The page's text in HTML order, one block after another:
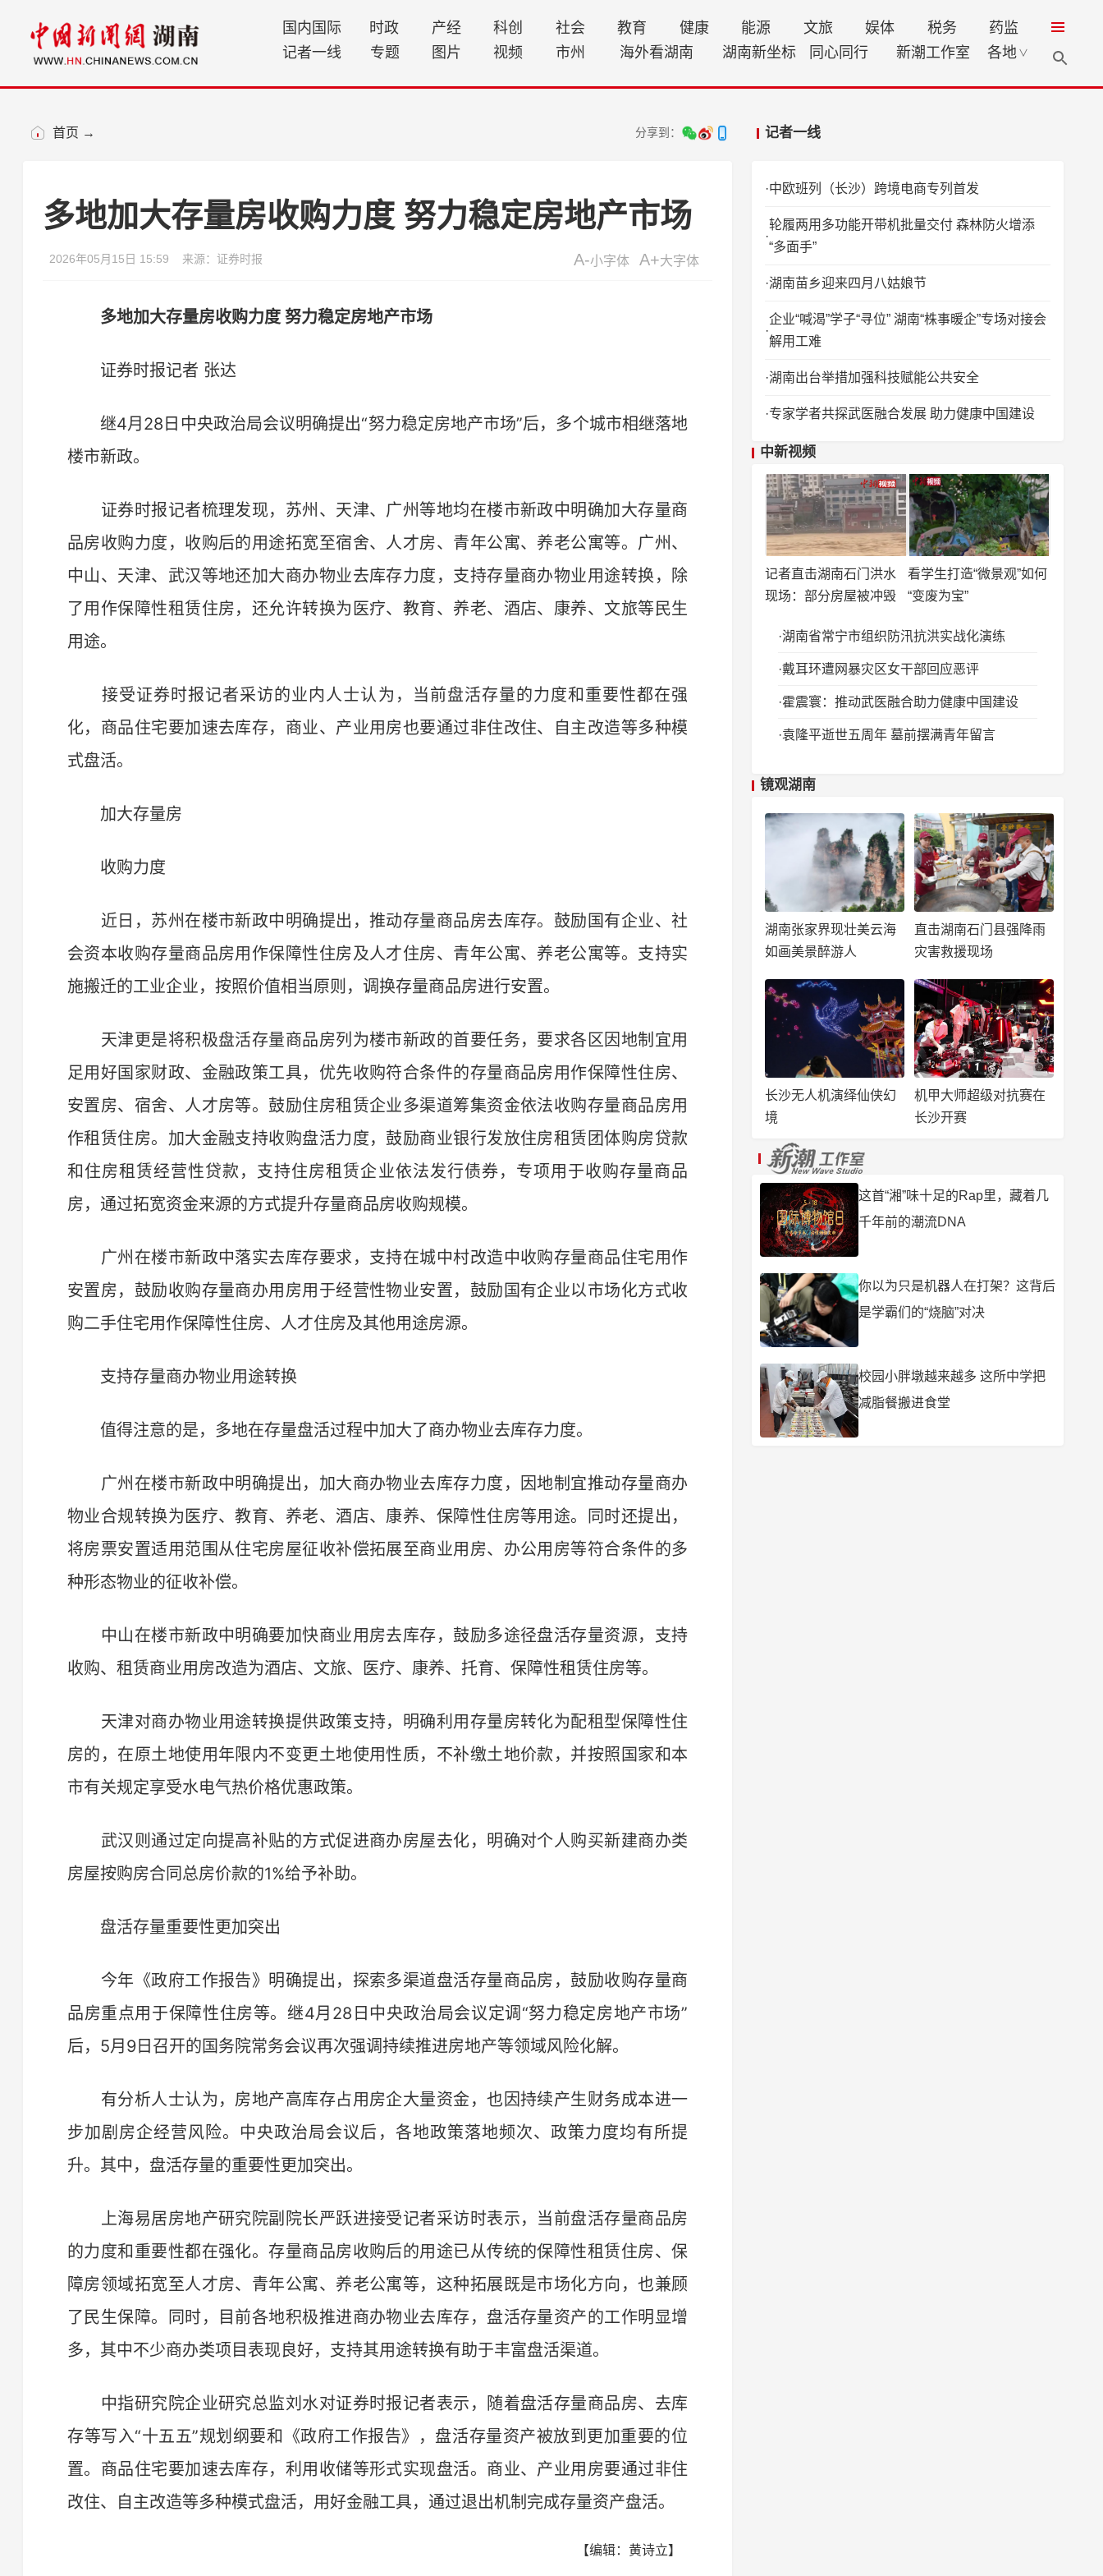
国内国际 时政 产经 科创 社会 教育 健康 能源 文旅 娱体 税务
药监
记者一线
专题 图片 视频 市州 海外看湖南 湖南新坐标 同心同行 新潮工作室 各地 ∨
首页 → 分享到： 记者一线
多地加大存量房收购力度 努力稳定房地产市场
2026年05月15日 15:59 来源：证券时报 A-小字体 A+大字体
多地加大存量房收购力度 努力稳定房地产市场
证券时报记者 ​张达
继4月28日中央政治局会议明确提出“努力稳定房地产市场”后，多个城市相继落地
楼市新政。
证券时报记者梳理发现，苏州、天津、广州等地均在楼市新政中明确加大存量商
品房收购力度，收购后的用途拓宽至宿舍、人才房、青年公寓、养老公寓等。广州、
中山、天津、武汉等地还加大商办物业去库存力度，支持存量商办物业用途转换，除
了用作保障性租赁住房，还允许转换为医疗、教育、养老、酒店、康养、文旅等民生
用途。
接受证券时报记者采访的业内人士认为，当前盘活存量的力度和重要性都在强
化，商品住宅要加速去库存，商业、产业用房也要通过非住改住、自主改造等多种模
式盘活。
加大存量房
收购力度
近日，苏州在楼市新政中明确提出，推动存量商品房去库存。鼓励国有企业、社
会资本收购存量商品房用作保障性住房及人才住房、青年公寓、养老公寓等。支持实
施搬迁的工业企业，按照价值相当原则，调换存量商品房进行安置。
天津更是将积极盘活存量商品房列为楼市新政的首要任务，要求各区因地制宜用
足用好国家财政、金融政策工具，优先收购符合条件的存量商品房用作保障性住房、
安置房、宿舍、人才房等。鼓励住房租赁企业多渠道筹集资金依法收购存量商品房用
作租赁住房。加大金融支持收购盘活力度，鼓励商业银行发放住房租赁团体购房贷款
和住房租赁经营性贷款，支持住房租赁企业依法发行债券，专项用于收购存量商品
房，通过拓宽资金来源的方式提升存量商品房收购规模。
广州在楼市新政中落实去库存要求，支持在城中村改造中收购存量商品住宅用作
安置房，鼓励收购存量商办用房用于经营性物业安置，鼓励国有企业以市场化方式收
购二手住宅用作保障性住房、人才住房及其他用途房源。
支持存量商办物业用途转换
值得注意的是，多地在存量盘活过程中加大了商办物业去库存力度。
广州在楼市新政中明确提出，加大商办物业去库存力度，因地制宜推动存量商办
物业合规转换为医疗、教育、养老、酒店、康养、保障性住房等用途。同时还提出，
将房票安置适用范围从住宅房屋征收补偿拓展至商业用房、办公用房等符合条件的多
种形态物业的征收补偿。
中山在楼市新政中明确要加快商业用房去库存，鼓励多途径盘活存量资源，支持
收购、租赁商业用房改造为酒店、文旅、医疗、康养、托育、保障性租赁住房等。
天津对商办物业用途转换提供政策支持，明确利用存量房转化为配租型保障性住
房的，在原土地使用年限内不变更土地使用性质，不补缴土地价款，并按照国家和本
市有关规定享受水电气热价格优惠政策。
武汉则通过定向提高补贴的方式促进商办房屋去化，明确对个人购买新建商办类
房屋按购房合同总房价款的1%给予补助。
盘活存量重要性更加突出
今年《政府工作报告》明确提出，探索多渠道盘活存量商品房，鼓励收购存量商
品房重点用于保障性住房等。继4月28日中央政治局会议定调“努力稳定房地产市场”
后，5月9日召开的国务院常务会议再次强调持续推进房地产等领域风险化解。
有分析人士认为，房地产高库存占用房企大量资金，也因持续产生财务成本进一
步加剧房企经营风险。中央政治局会议后，各地政策落地频次、政策力度均有所提
升。其中，盘活存量的重要性更加突出。
上海易居房地产研究院副院长严跃进接受记者采访时表示，当前盘活存量商品房
的力度和重要性都在强化。存量商品房收购后的用途已从传统的保障性租赁住房、保
障房领域拓宽至人才房、青年公寓、养老公寓等，这种拓展既是市场化方向，也兼顾
了民生保障。同时，目前各地积极推进商办物业去库存，盘活存量资产的工作明显增
多，其中不少商办类项目表现良好，支持其用途转换有助于丰富盘活渠道。
中指研究院企业研究总监刘水对证券时报记者表示，随着盘活存量商品房、去库
存等写入“十五五”规划纲要和《政府工作报告》，盘活存量资产被放到更加重要的位
置。商品住宅要加速去库存，利用收储等形式实现盘活。商业、产业用房要通过非住
改住、自主改造等多种模式盘活，用好金融工具，通过退出机制完成存量资产盘活。
【编辑：黄诗立】
中欧班列（长沙）跨境电商专列首发
轮履两用多功能开带机批量交付 森林防火增添
“多面手”
湖南苗乡迎来四月八姑娘节
企业“喊渴”学子“寻位” 湖南“株事暖企”专场对接会
解用工难
湖南出台举措加强科技赋能公共安全
专家学者共探武医融合发展 助力健康中国建设
中新视频
记者直击湖南石门洪水
现场：部分房屋被冲毁
看学生打造“微景观”如何
“变废为宝”
湖南省常宁市组织防汛抗洪实战化演练
戴耳环遭网暴灾区女干部回应恶评
霍震寰：推动武医融合助力健康中国建设
袁隆平逝世五周年 墓前摆满青年留言
镜观湖南
湖南张家界现壮美云海
如画美景醉游人
直击湖南石门县强降雨
灾害救援现场
长沙无人机演绎仙侠幻
境
机甲大师超级对抗赛在
长沙开赛
这首“湘”味十足的Rap里，藏着几
千年前的潮流DNA
你以为只是机器人在打架？这背后
是学霸们的“烧脑”对决
校园小胖墩越来越多 这所中学把
减脂餐搬进食堂